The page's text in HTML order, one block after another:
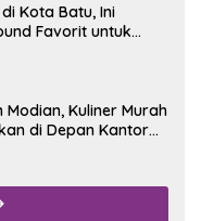
Kota Batu, Ini
Favorit untuk
Modian, Kuliner Murah
di Depan Kantor